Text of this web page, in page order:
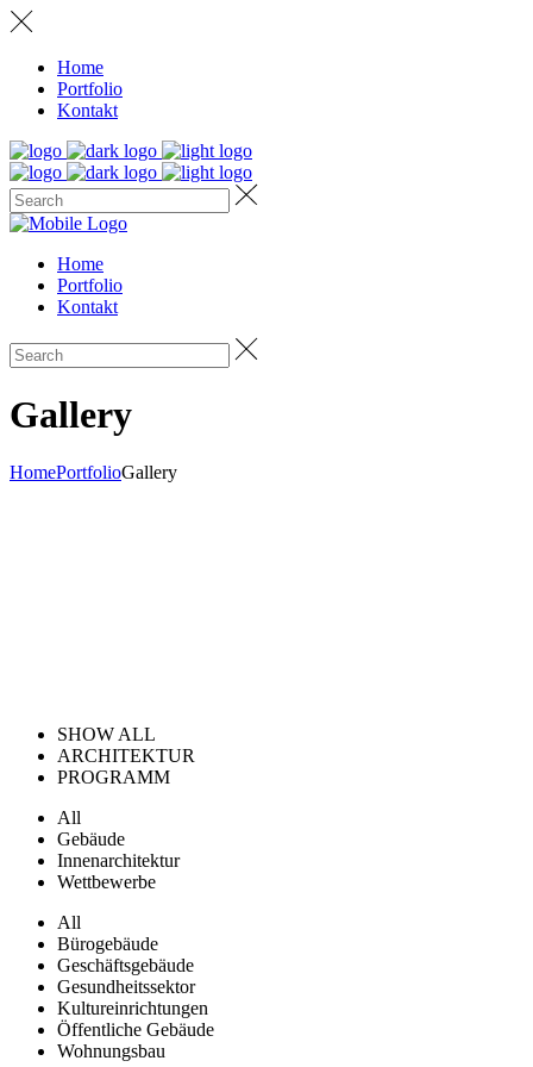
Home
Portfolio
Kontakt
Home
Portfolio
Kontakt
Gallery
HomePortfolioGallery
SHOW ALL
ARCHITEKTUR
PROGRAMM
All
Gebäude
Innenarchitektur
Wettbewerbe
All
Bürogebäude
Geschäftsgebäude
Gesundheitssektor
Kultureinrichtungen
Öffentliche Gebäude
Wohnungsbau